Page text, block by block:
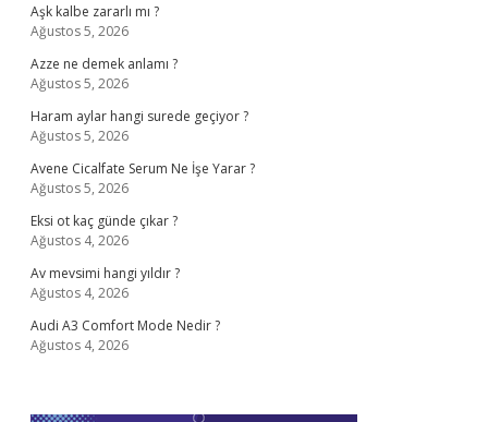
Aşk kalbe zararlı mı ?
Ağustos 5, 2026
Azze ne demek anlamı ?
Ağustos 5, 2026
Haram aylar hangi surede geçiyor ?
Ağustos 5, 2026
Avene Cicalfate Serum Ne İşe Yarar ?
Ağustos 5, 2026
Eksi ot kaç günde çıkar ?
Ağustos 4, 2026
Av mevsimi hangi yıldır ?
Ağustos 4, 2026
Audi A3 Comfort Mode Nedir ?
Ağustos 4, 2026